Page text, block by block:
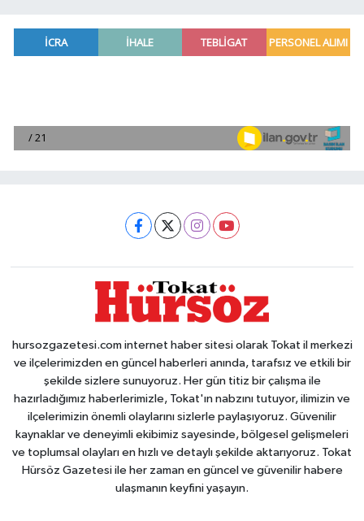
hursozgazetesi.com internet haber sitesi olarak Tokat il merkezi
ve ilçelerimizden en güncel haberleri anında, tarafsız ve etkili bir
şekilde sizlere sunuyoruz. Her gün titiz bir çalışma ile
hazırladığımız haberlerimizle, Tokat'ın nabzını tutuyor, ilimizin ve
ilçelerimizin önemli olaylarını sizlerle paylaşıyoruz. Güvenilir
kaynaklar ve deneyimli ekibimiz sayesinde, bölgesel gelişmeleri
ve toplumsal olayları en hızlı ve detaylı şekilde aktarıyoruz. Tokat
Hürsöz Gazetesi ile her zaman en güncel ve güvenilir habere
ulaşmanın keyfini yaşayın.